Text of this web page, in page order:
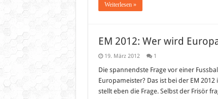
Weiterlesen »
EM 2012: Wer wird
19. März 2012 1
Die spannendste Frage vor einer
Europameister? Das ist bei der EM
stellt eben die Frage. Selbst der Frisör